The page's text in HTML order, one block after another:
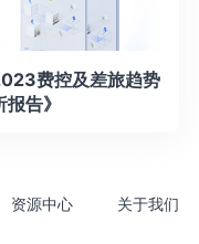
费控及差旅趋势
报告》
资源中心 关于我们